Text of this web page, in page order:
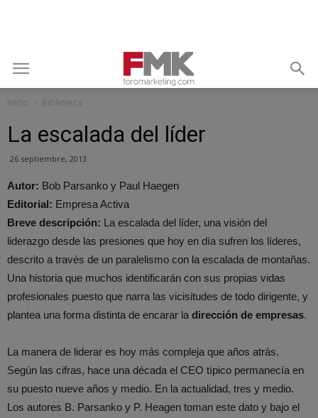
Inicio Biblioteca
La escalada del líder
26 septiembre, 2013
Autor: Bob Parsanko y Paul Haegen
Editorial: Empresa Activa
Breve descripción: La escalada del líder, una visión del
liderazgo desde las presiones que hoy en día sufren los líderes,
descrito a través de un paralelismo con la escalada de montañas.
Una historia que muchos identificarán con sus propias vidas
profesionales puesto que narra las vicisitudes de todo dirigente, y
plantea una forma distinta de encarar la dirección de empresas.
La manera de liderar es hoy más compleja que años atrás.
Según las cifras, hace una década el CEO típico permanecía en
su puesto nueve años y medio. En la actualidad, tres y medio.
Los autores B. Parsanko y P. Heagen toman este dato y bajo el